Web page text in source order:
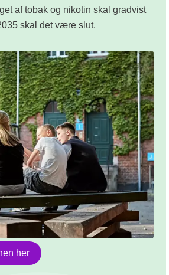
af tobak og nikotin skal gradvist
skal det være slut.
her